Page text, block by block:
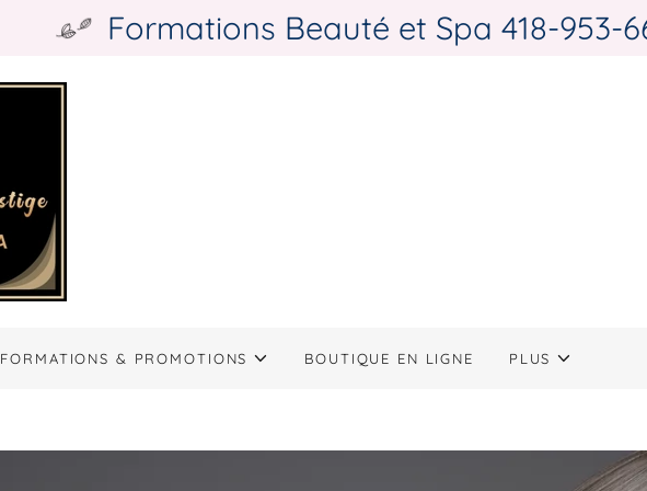
Formations Beauté et Spa 418-953-
FORMATIONS & PROMOTIONS BOUTIQUE EN LIGNE PLUS